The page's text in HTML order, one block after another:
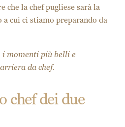
che la chef pugliese sarà la
a cui ci stiamo preparando da
momenti più belli e
da chef.
chef dei due